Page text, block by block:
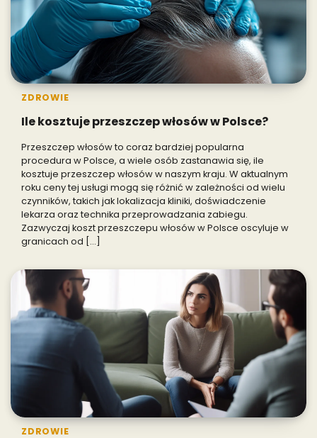
ZDROWIE
Ile kosztuje przeszczep włosów w Polsce?
Przeszczep włosów to coraz bardziej popularna
procedura w Polsce, a wiele osób zastanawia się, ile
kosztuje przeszczep włosów w naszym kraju. W aktualnym
roku ceny tej usługi mogą się różnić w zależności od wielu
czynników, takich jak lokalizacja kliniki, doświadczenie
lekarza oraz technika przeprowadzania zabiegu.
Zazwyczaj koszt przeszczepu włosów w Polsce oscyluje w
granicach od […]
ZDROWIE